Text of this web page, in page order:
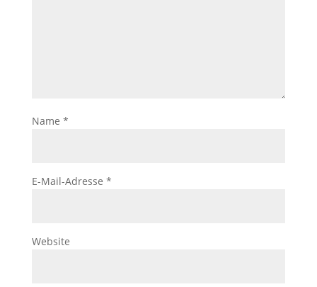
Name *
E-Mail-Adresse *
Website